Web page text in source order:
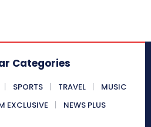
Categories
SPORTS TRAVEL
MUSIC
EXCLUSIVE
NEWS PLUS